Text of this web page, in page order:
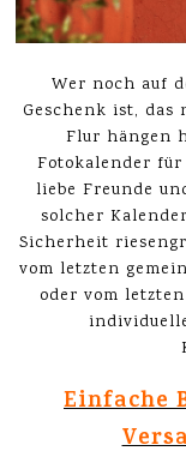
Wer noch auf
Geschenk ist,
Flur hängen
Fotokalender
liebe Freunde
solcher
Sicherheit
vom letzten
oder vom
Einfache